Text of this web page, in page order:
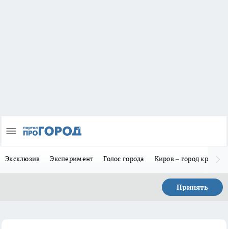
Эксклюзив Эксперимент Голос города Киров – город
Принять